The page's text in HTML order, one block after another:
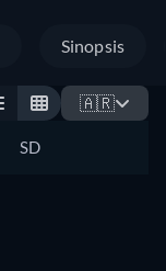
Sinopsis
🇦🇷
SD